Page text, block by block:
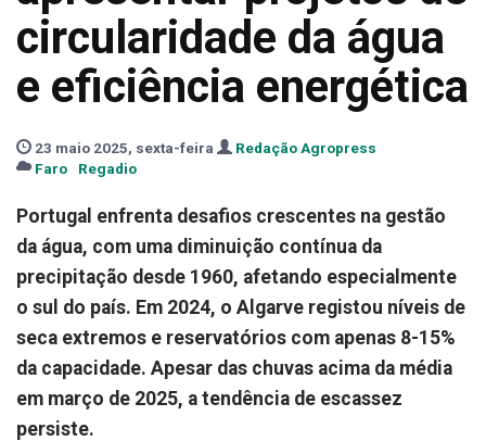
circularidade da água
e eficiência energética
23 maio 2025, sexta-feira
Redação Agropress
Faro
Regadio
Portugal enfrenta desafios crescentes na gestão
da água, com uma diminuição contínua da
precipitação desde 1960, afetando especialmente
o sul do país. Em 2024, o Algarve registou níveis de
seca extremos e reservatórios com apenas 8-15%
da capacidade. Apesar das chuvas acima da média
em março de 2025, a tendência de escassez
persiste.